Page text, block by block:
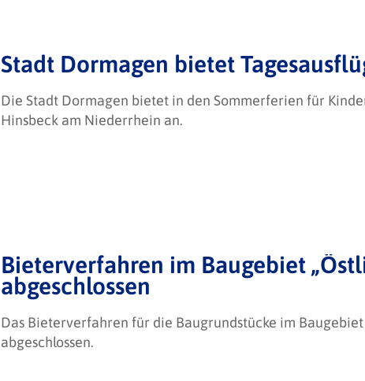
Stadt Dormagen bietet
Die Stadt Dormagen bietet in den Sommerferien für
Hinsbeck am Niederrhein an.
Bieterverfahren im Baugebiet
abgeschlossen
Das Bieterverfahren für die Baugrundstücke im
abgeschlossen.